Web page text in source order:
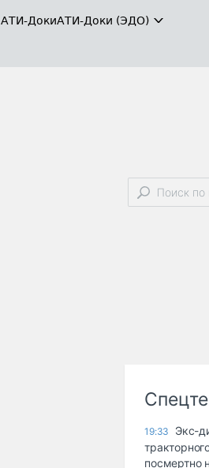
АТИ-ДокиАТИ-Доки (ЭДО)
19:33
Экс-
посмертно